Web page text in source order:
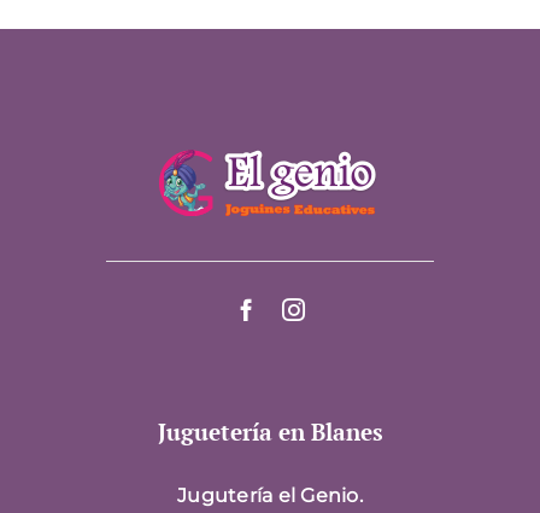
Juguetería en Blanes
Jugutería el Genio.